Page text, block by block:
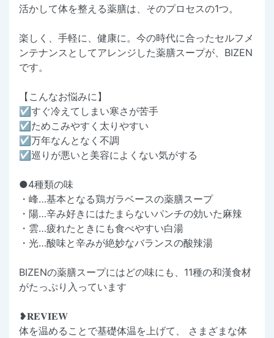
活かして体を整える薬膳は、そのプロセスの1つ。
楽しく、手軽に、健康に。今の時代に合ったセルフメ
ンテナンスとしてアレンジした薬膳スープが、BIZEN
です。
【こんなお悩みに】
☑すぐ冷えてしまい寒さが苦手
☑ためこみやすく太りやすい
☑万年なんとなく不調
☑巡りが悪いと美容によくない気がする
●4種類の味
・峰…基本となる鶏ガラベースの薬膳スープ
・陽…辛み好きにはたまらないパンチの効いた麻辣
・雲…疲れたときにも食べやすい白湯
・光…酸味と辛みが絶妙なバランスの酸辣湯
BIZENの薬膳スープにはどの味にも、11種の和漢食材
がたっぷり入っています
❥𝐑𝐄𝐕𝐈𝐄𝐖
体を温めることで基礎体温を上げて、 さまざまな体